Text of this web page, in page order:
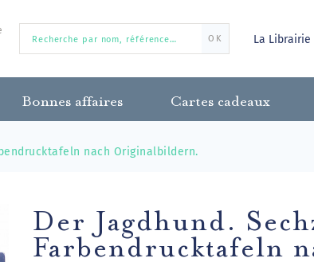
OK La Librairie
Bonnes affaires Cartes cadeaux
nach Originalbildern.
Der Jagdhund.
Farbendrucktafeln